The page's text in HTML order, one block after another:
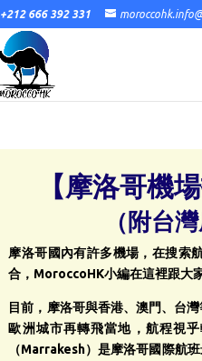
+212 666 392 331
【摩洛哥機
（附台
摩洛哥國內有許多機場，在搜索
合，MoroccoHK小編在這裡跟大
目前，摩洛哥與香港、澳門、台
歐洲城市再轉飛當地，航程視
（Marrakesh）是摩洛哥國際航